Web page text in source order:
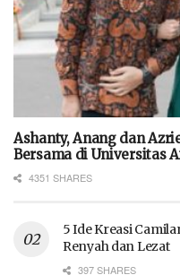
Ashanty, Anang dan
Bersama di Universitas
4351 SHARES
5 Ide Kreasi
Renyah dan Lezat
397 SHARES